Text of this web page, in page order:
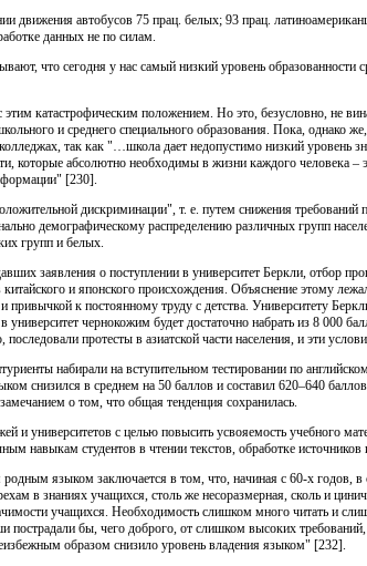
движения автобусов 75 прац. белых; 93 прац.
данных не по силам.
что сегодня у нас самый низкий уровень
этим катастрофическим положением. Но это, безусловно, не
и среднего специального образования. Пока, однако
так как "…школа дает недопустимо низкий уровень
которые абсолютно необходимы в жизни каждого человека –
[230].
дискриминации", т. е. путем снижения требований
демографическому распределению различных групп
групп и белых.
заявления о поступлении в университет Беркли, отбор
и японского происхождения. Объяснение этому
к постоянному труду с детства. Университету
чернокожим будет достаточно набрать из 8 000
протесты в азиатской части населения, и эти
набирали на вступительном тестировании по
снизился в среднем на 50 баллов и составил 620–640
о том, что общая тенденция сохранилась.
и университетов с целью повысить усвояемость учебного
навыкам студентов в чтении текстов, обработке
языком заключается в том, что, начиная с 60-х годов, в
в знаниях учащихся, столь же несоразмерная, сколь и
учащихся. Необходимость слишком много читать и
пострадали бы, чего доброго, от слишком высоких
образом снизило уровень владения языком" [232].